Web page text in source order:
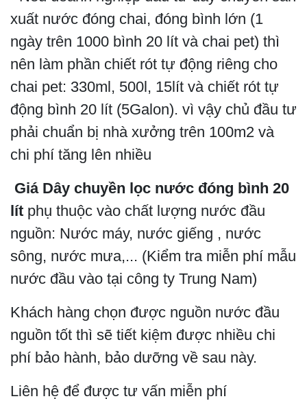
xuất nước đóng chai, đóng bình lớn (1
ngày trên 1000 bình 20 lít và chai pet) thì
nên làm phần chiết rót tự động riêng cho
chai pet: 330ml, 500l, 15lít và chiết rót tự
động bình 20 lít (5Galon). vì vậy chủ đầu tư
phải chuẩn bị nhà xưởng trên 100m2 và
chi phí tăng lên nhiều
Giá Dây chuyền lọc nước đóng bình 20
lít phụ thuộc vào chất lượng nước đầu
nguồn: Nước máy, nước giếng , nước
sông, nước mưa,... (Kiểm tra miễn phí mẫu
nước đầu vào tại công ty Trung Nam)
Khách hàng chọn được nguồn nước đầu
nguồn tốt thì sẽ tiết kiệm được nhiều chi
phí bảo hành, bảo dưỡng về sau này.
Liên hệ để được tư vấn miễn phí